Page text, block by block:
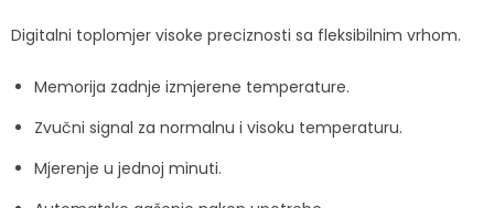
Digitalni toplomjer visoke preciznosti sa fleksibilnim vrhom.
Memorija zadnje izmjerene temperature.
Zvučni signal za normalnu i visoku temperaturu.
Mjerenje u jednoj minuti.